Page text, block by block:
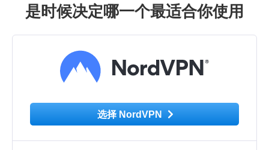
是时候决定哪一个最适合你使用
选择 NordVPN